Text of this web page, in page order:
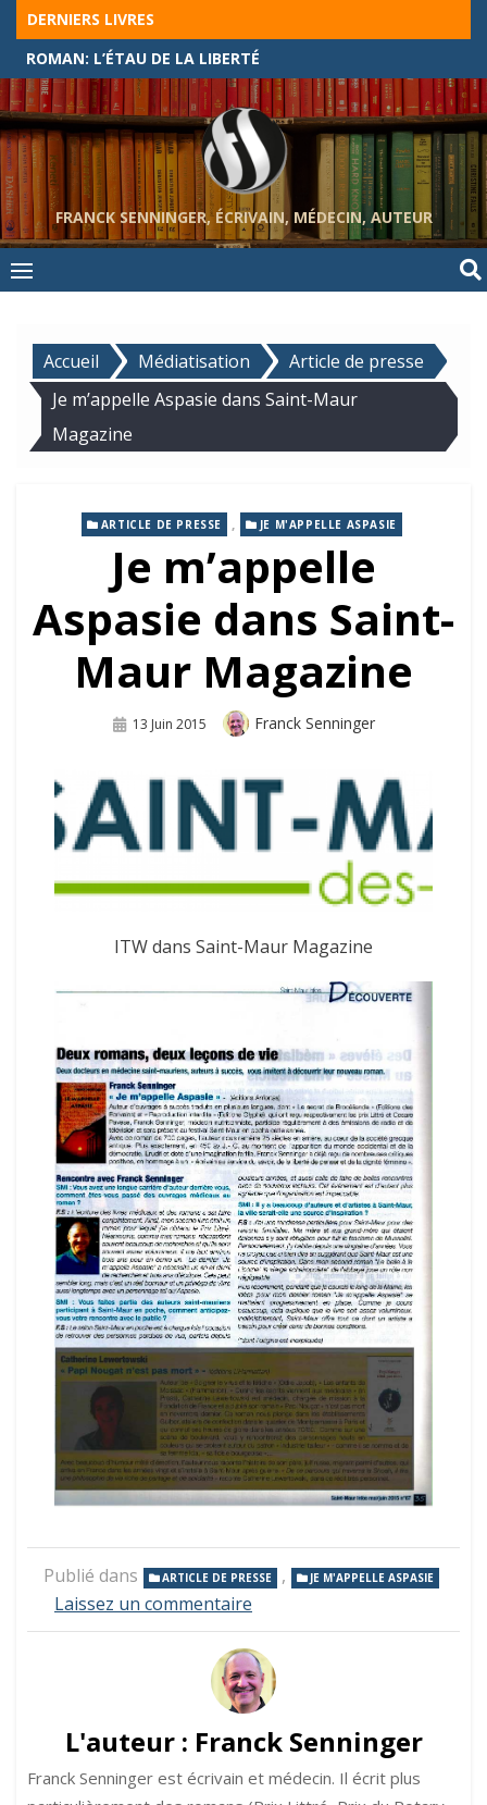
Skip
content
DERNIERS LIVRES
ROMAN: L’ÉTAU DE LA LIBERTÉ
FRANCK SENNINGER, ÉCRIVAIN, MÉDECIN, AUTEUR
Accueil Médiatisation
Article de presse
Je m’appelle Aspasie dans Saint-Maur
Magazine
ARTICLE DE PRESSE , JE M'APPELLE ASPASIE
Je m’appelle
Aspasie dans Saint-
Maur Magazine
Publié
13 Juin 2015 Auteur
Franck Senninger
ITW dans Saint-Maur Magazine
Publié dans ARTICLE DE PRESSE , JE M'APPELLE ASPASIE
Laissez un commentaire
m’appelle
Aspasie
dans
Saint-
Maur
Magazine
L'auteur : Franck Senninger
Franck Senninger est écrivain et médecin. Il écrit plus